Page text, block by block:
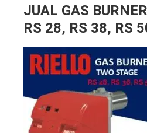
JUAL GAS
RS 28, RS 38, RS